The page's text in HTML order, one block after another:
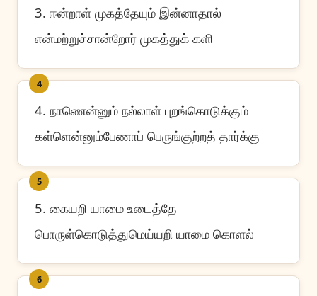
3. ஈன்றாள் முகத்தேயும் இன்னாதால்
என்மற்றுச்சான்றோர் முகத்துக் களி
4
4. நாணென்னும் நல்லாள் புறங்கொடுக்கும்
கள்ளென்னும்பேணாப் பெருங்குற்றத் தார்க்கு
5
5. கையறி யாமை உடைத்தே
பொருள்கொடுத்துமெய்யறி யாமை கொளல்
6